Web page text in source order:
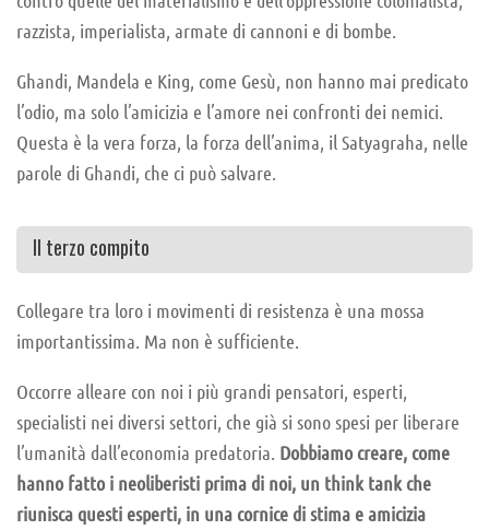
razzista, imperialista, armate di cannoni e di bombe.
Ghandi, Mandela e King, come Gesù, non hanno mai predicato
l’odio, ma solo l’amicizia e l’amore nei confronti dei nemici.
Questa è la vera forza, la forza dell’anima, il Satyagraha, nelle
parole di Ghandi, che ci può salvare.
Il terzo compito
Collegare tra loro i movimenti di resistenza è una mossa
importantissima. Ma non è sufficiente.
Occorre alleare con noi i più grandi pensatori, esperti,
specialisti nei diversi settori, che già si sono spesi per liberare
l’umanità dall’economia predatoria. Dobbiamo creare, come
hanno fatto i neoliberisti prima di noi, un think tank che
riunisca questi esperti, in una cornice di stima e amicizia